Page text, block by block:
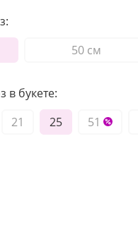
50 см
в букете:
21 25 51